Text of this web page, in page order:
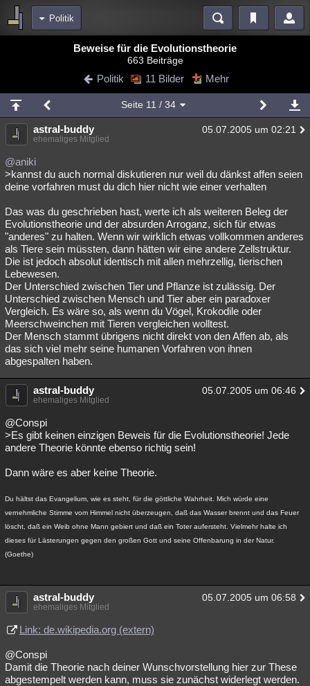
Politik
Blogs Videos
Chat Wiki Neuigkeiten
meine Rubriken
Menschen Wissenschaft Mystery Kriminalfälle
Spiritualität
Natur Umfragen Unterhaltung
weitere Rubriken
Philosophie Träume Orte Esoterik Literatur
Astronomie Helpdesk Gruppen Gaming Filme
Musik Clash Verbesserungen Allmystery English
Übersichten
Besucht Teilgenommen Alle Neue Geschlossen
Lesenswert Schlüsselwörter
Beweise für die Evolutionstheorie
663 Beiträge
Politik 11 Bilder Mehr
Seite 11 / 34
astral-buddy 05.07.2005 um 02:21
ehemaliges Mitglied
@aniki
>kannst du auch normal diskutieren nur weil du dänkst affen seien
deine vorfahren must du dich hier nicht wie einer verhalten
Das was du geschrieben hast, werte ich als weiteren Beleg der
Evolutionstheorie und der absurden Arroganz, sich für etwas
"anderes" zu halten. Wenn wir wirklich etwas vollkommen anderes
als Tiere sein müssten, dann hätten wir eine andere Zellstruktur.
Die ist jedoch absolut identisch mit allen mehrzellig, tierischen
Lebewesen.
Der Unterschied zwischen Tier und Pflanze ist zulässig. Der
Unterschied zwischen Mensch und Tier aber ein paradoxer
Vergleich. Es wäre so, als wenn du Vögel, Krokodile oder
Meerschweinchen mit Tieren vergleichen wolltest.
Der Mensch stammt übrigens nicht direkt von den Affen ab, als
das sich viel mehr seine humanen Vorfahren von ihnen
abgespalten haben.
astral-buddy 05.07.2005 um 06:46
ehemaliges Mitglied
@Conspi
>Es gibt keinen einzigen Beweis für die Evolutionstheorie! Jede
andere Theorie könnte ebenso richtig sein!
Dann wäre es aber keine Theorie.
Du hältst das Evangelium, wie es steht, für die göttliche Wahrheit. Mich würde eine
vernehmliche Stimme vom Himmel nicht überzeugen, daß das Wasser brennt und das Feuer
löscht, daß ein Weib ohne Mann gebiert und daß ein Toter aufersteht. Vielmehr halte ich
dieses für Lästerungen gegen den großen Gott und seine Offenbarung in der Natur.
(Goethe)
astral-buddy 05.07.2005 um 06:58
ehemaliges Mitglied
Link: de.wikipedia.org (extern)
@Conspi
Damit die Theorie nach deiner Wunschvorstellung hier zur These
abgestempelt werden kann, muss sie zunächst widerlegt werden.